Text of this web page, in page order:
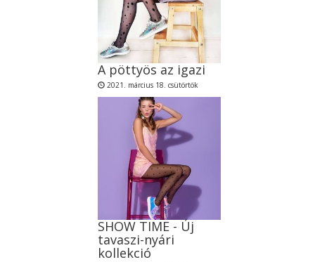
A pöttyös az igazi
2021. március 18. csütörtök
SHOW TIME - Új
tavaszi-nyári
kollekció